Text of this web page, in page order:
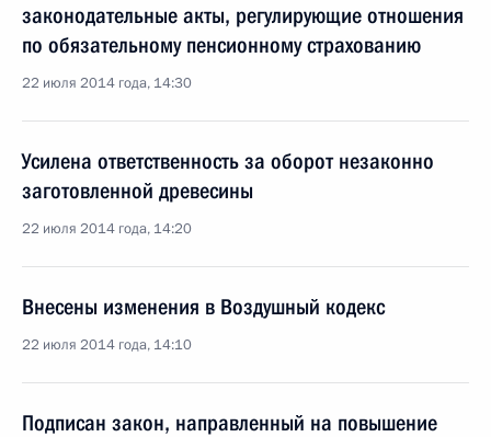
законодательные акты, регулирующие отношения
по обязательному пенсионному страхованию
22 июля 2014 года, 14:30
Усилена ответственность за оборот незаконно
заготовленной древесины
22 июля 2014 года, 14:20
Внесены изменения в Воздушный кодекс
22 июля 2014 года, 14:10
Подписан закон, направленный на повышение